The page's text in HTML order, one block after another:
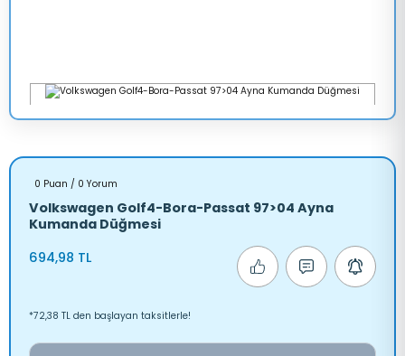
0 Puan / 0 Yorum
Volkswagen Golf4-Bora-Passat 97>04 Ayna
Kumanda Düğmesi
694,98 TL
*72,38 TL den başlayan taksitlerle!